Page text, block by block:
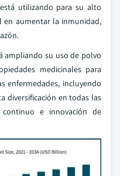
utilizando para su alto
en aumentar la inmunidad,
ampliando su uso de polvo
medicinales para
enfermedades, incluyendo
diversificación en todas las
e innovación de